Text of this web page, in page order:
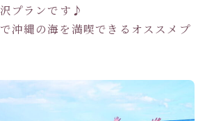
プランです♪
沖縄の海を満喫できるオススメプ